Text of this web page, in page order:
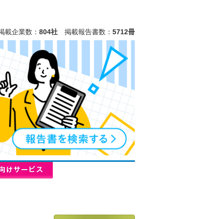
載企業数： 804社 掲載報告書数： 5712冊